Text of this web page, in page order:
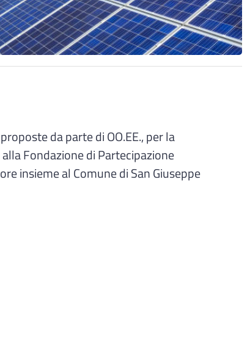
da parte di OO.EE., per la
Fondazione di Partecipazione
insieme al Comune di San Giuseppe